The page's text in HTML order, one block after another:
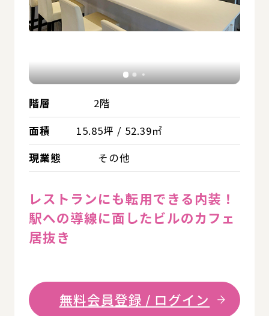
階層
2階
面積
15.85坪 / 52.39㎡
現業態
その他
レストランにも転用できる内装！
駅への導線に面したビルのカフェ
居抜き
無料会員登録 / ログイン